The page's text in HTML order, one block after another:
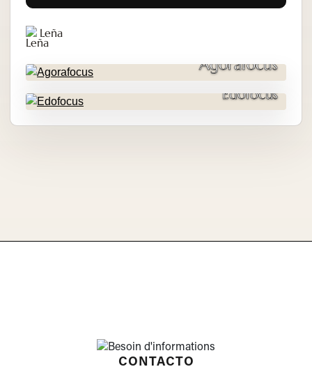
Leña
Agorafocus
Edofocus
CONTACTO